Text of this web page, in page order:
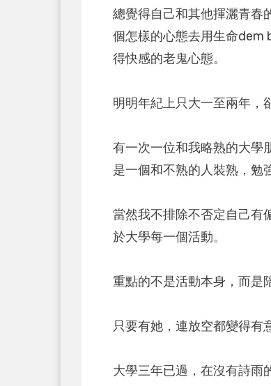
總覺得自己和其他揮灑青春
個怎樣的心態去用生命dem
得快感的老鬼心態。
明明年紀上只大一至兩年，
有一次一位和我略熟的大學
是一個和不熟的人裝熟，勉
當然我不排除不否定自己有
於大學每一個活動。
重點的不是活動本身，而是
只要有她，連放空都變得有
大學三年已過，在沒有詩雨